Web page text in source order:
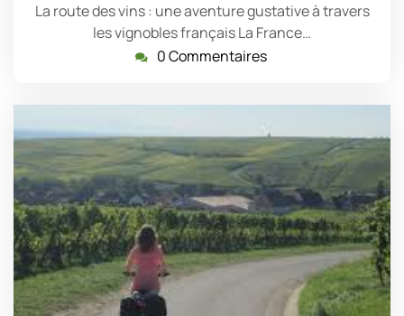
La route des vins : une aventure gustative à travers
les vignobles français La France…
0 Commentaires